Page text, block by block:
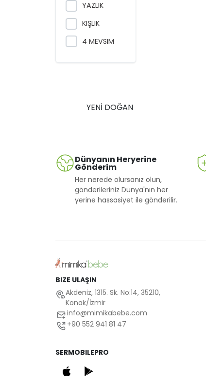
YAZLIK
KIŞLIK
4 MEVSIM
YENİ DOĞAN
Dünyanın Heryerine
Gönderim
Her nerede olursanız olun,
gönderileriniz Dünya'nın her
yerine hassasiyet ile gönderilir.
BIZE ULAŞIN
Akdeniz, 1315. Sk. No:14, 35210,
Konak/İzmir
info@mimikabebe.com
+90 552 941 81 47
SERMOBILEPRO